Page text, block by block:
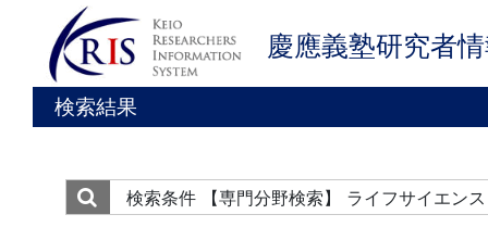
慶應義塾研究者
検索結果
検索条件
【専門分野検索】 ライフサイエンス